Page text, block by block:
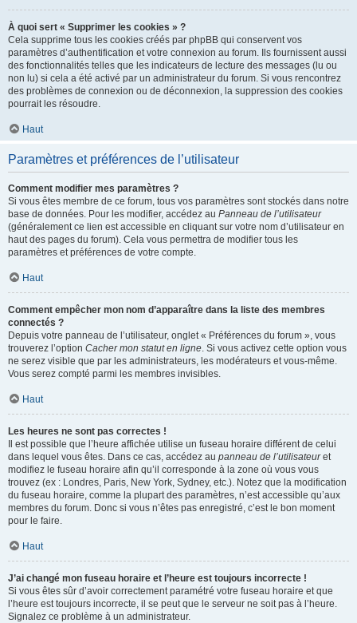
À quoi sert « Supprimer les cookies » ?
Cela supprime tous les cookies créés par phpBB qui conservent vos
paramètres d’authentification et votre connexion au forum. Ils fournissent aussi
des fonctionnalités telles que les indicateurs de lecture des messages (lu ou
non lu) si cela a été activé par un administrateur du forum. Si vous rencontrez
des problèmes de connexion ou de déconnexion, la suppression des cookies
pourrait les résoudre.
Haut
Paramètres et préférences de l’utilisateur
Comment modifier mes paramètres ?
Si vous êtes membre de ce forum, tous vos paramètres sont stockés dans notre
base de données. Pour les modifier, accédez au Panneau de l’utilisateur
(généralement ce lien est accessible en cliquant sur votre nom d’utilisateur en
haut des pages du forum). Cela vous permettra de modifier tous les
paramètres et préférences de votre compte.
Haut
Comment empêcher mon nom d’apparaître dans la liste des membres
connectés ?
Depuis votre panneau de l’utilisateur, onglet « Préférences du forum », vous
trouverez l’option Cacher mon statut en ligne. Si vous activez cette option vous
ne serez visible que par les administrateurs, les modérateurs et vous-même.
Vous serez compté parmi les membres invisibles.
Haut
Les heures ne sont pas correctes !
Il est possible que l’heure affichée utilise un fuseau horaire différent de celui
dans lequel vous êtes. Dans ce cas, accédez au panneau de l’utilisateuret
modifiez le fuseau horaire afin qu’il corresponde à la zone où vous vous
trouvez (ex : Londres, Paris, New York, Sydney, etc.). Notez que la modification
du fuseau horaire, comme la plupart des paramètres, n’est accessible qu’aux
membres du forum. Donc si vous n’êtes pas enregistré, c’est le bon moment
pour le faire.
Haut
J’ai changé mon fuseau horaire et l’heure est toujours incorrecte !
Si vous êtes sûr d’avoir correctement paramétré votre fuseau horaire et que
l’heure est toujours incorrecte, il se peut que le serveur ne soit pas à l’heure.
Signalez ce problème à un administrateur.